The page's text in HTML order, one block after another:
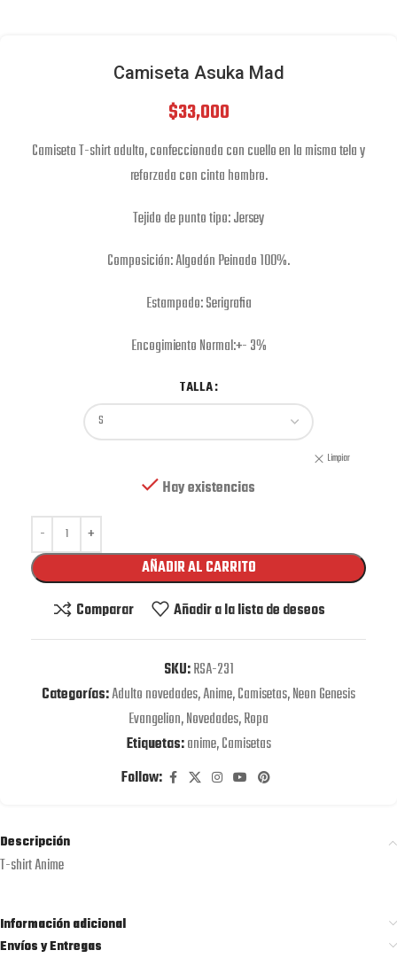
Camiseta Asuka Mad
$33,000
Camiseta T-shirt adulto, confeccionada con cuello en la misma tela y
reforzada con cinta hombro.
Tejido de punto tipo: Jersey
Composición: Algodón Peinado 100%.
Estampado: Serigrafia
Encogimiento Normal:+- 3%
TALLA
Limpiar
Hay existencias
AÑADIR AL CARRITO
Comparar
Añadir a la lista de deseos
SKU:RSA-231
Categorías:Adulto novedades,Anime,Camisetas,Neon Genesis
Evangelion,Novedades,Ropa
Etiquetas:anime,Camisetas
Follow:
Descripción
T-shirt Anime
Información adicional
Envíos y Entregas